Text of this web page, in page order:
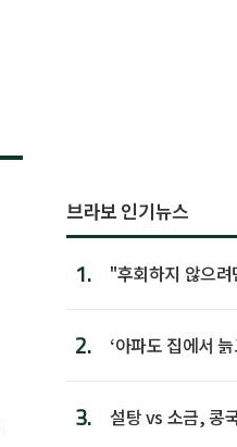
브라보 인기뉴스
1.
"후회하지 않으
2.
‘아파도 집에서
3. 설탕 vs 소금, 콩